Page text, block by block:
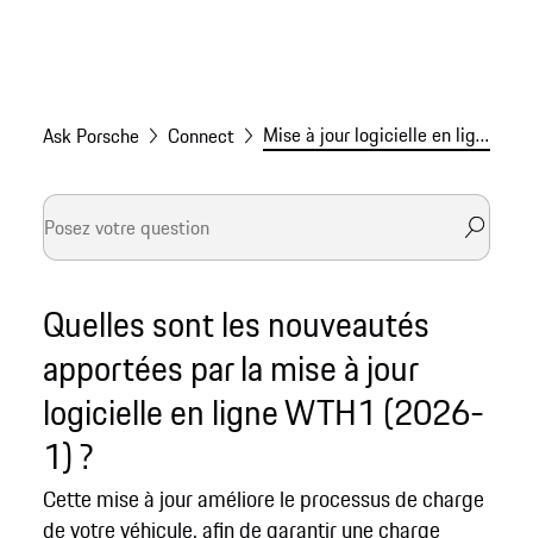
Ask Porsche Connect Mise à jour logicielle en ligne WTH1 (2026-1)
Quelles sont les nouveautés
apportées par la mise à jour
logicielle en ligne WTH1 (2026-
1) ?
Cette mise à jour améliore le processus de charge
de votre véhicule, afin de garantir une charge